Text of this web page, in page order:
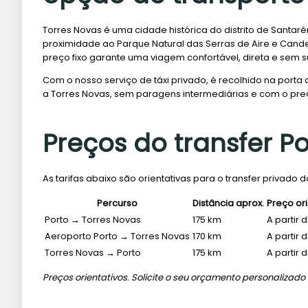
Torres Novas é uma cidade histórica do distrito de
proximidade ao Parque Natural das Serras de Aire e
preço fixo garante uma viagem confortável, direta e sem
Com o nosso serviço de táxi privado, é recolhido na
a Torres Novas, sem paragens intermediárias e com o
Preços do transfer
As tarifas abaixo são orientativas para o transfer privado
Percurso
Distância aprox. Preço
Porto → Torres Novas
175 km
A partir
Aeroporto Porto → Torres Novas 170 km
A partir
Torres Novas → Porto
175 km
A partir
Preços orientativos. Solicite o seu orçamento